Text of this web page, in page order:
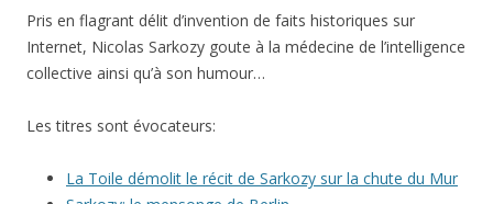
Pris en flagrant délit d’invention de faits historiques sur
Internet, Nicolas Sarkozy goute à la médecine de l’intelligence
collective ainsi qu’à son humour…
Les titres sont évocateurs:
La Toile démolit le récit de Sarkozy sur la chute du Mur